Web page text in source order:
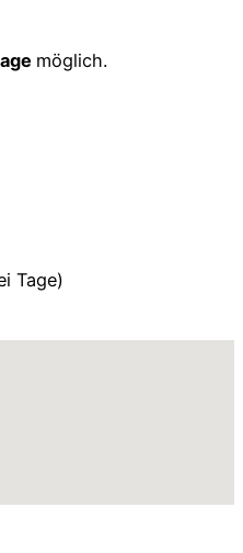
möglich.
Tage)